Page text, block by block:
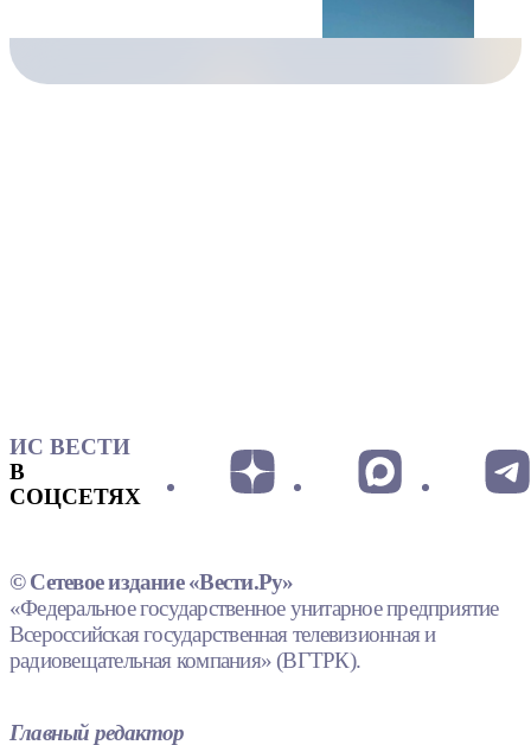
ИС ВЕСТИ
В
СОЦСЕТЯХ
© Сетевое издание «Вести.Ру»
«Федеральное государственное унитарное предприятие
Всероссийская государственная телевизионная и
радиовещательная компания» (ВГТРК).
Главный редактор